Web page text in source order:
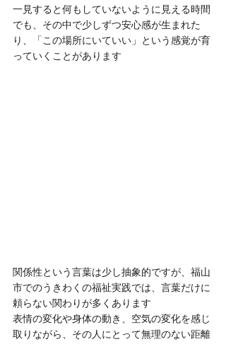
一見すると何もしていないように見える時間
でも、その中で少しずつ安心感が生まれた
り、「この場所にいていい」という感覚が育
っていくことがあります
関係性という言葉は少し抽象的ですが、福山
市でのうきわくの福祉実践では、言葉だけに
頼らない関わりが多くあります
表情の変化や身体の動き、空気の変化を感じ
取りながら、その人にとって無理のない距離